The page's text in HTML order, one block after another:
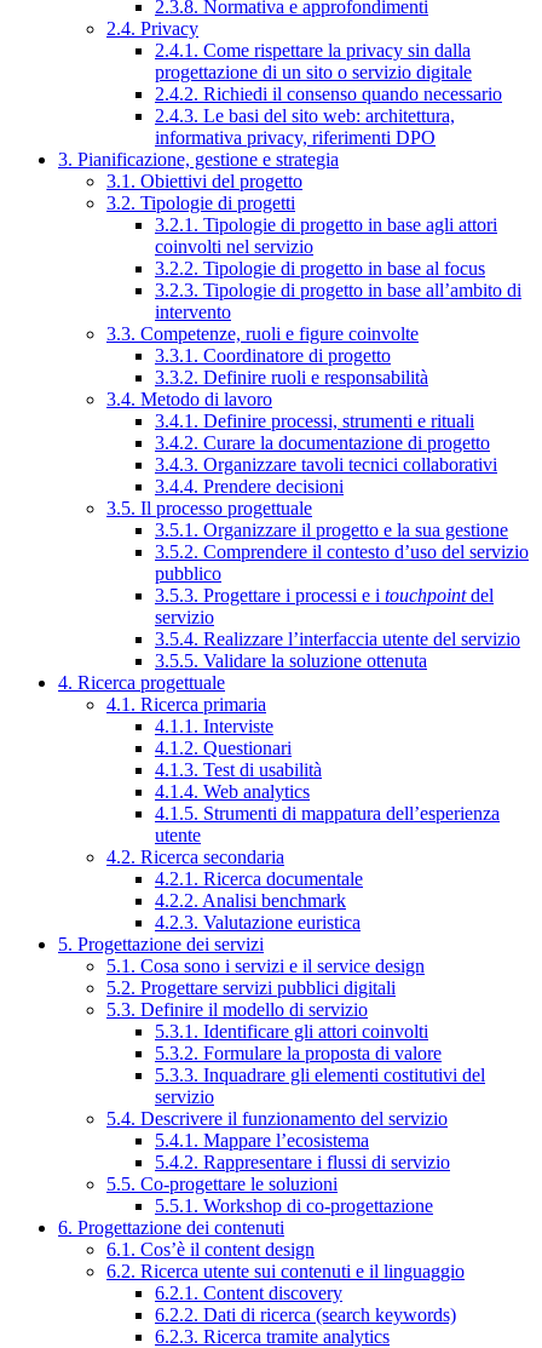
2.3.8. Normativa e approfondimenti
2.4. Privacy
2.4.1. Come rispettare la privacy sin dalla
progettazione di un sito o servizio digitale
2.4.2. Richiedi il consenso quando necessario
2.4.3. Le basi del sito web: architettura,
informativa privacy, riferimenti DPO
3. Pianificazione, gestione e strategia
3.1. Obiettivi del progetto
3.2. Tipologie di progetti
3.2.1. Tipologie di progetto in base agli attori
coinvolti nel servizio
3.2.2. Tipologie di progetto in base al focus
3.2.3. Tipologie di progetto in base all’ambito di
intervento
3.3. Competenze, ruoli e figure coinvolte
3.3.1. Coordinatore di progetto
3.3.2. Definire ruoli e responsabilità
3.4. Metodo di lavoro
3.4.1. Definire processi, strumenti e rituali
3.4.2. Curare la documentazione di progetto
3.4.3. Organizzare tavoli tecnici collaborativi
3.4.4. Prendere decisioni
3.5. Il processo progettuale
3.5.1. Organizzare il progetto e la sua gestione
3.5.2. Comprendere il contesto d’uso del servizio
pubblico
3.5.3. Progettare i processi e i touchpointdel
servizio
3.5.4. Realizzare l’interfaccia utente del servizio
3.5.5. Validare la soluzione ottenuta
4. Ricerca progettuale
4.1. Ricerca primaria
4.1.1. Interviste
4.1.2. Questionari
4.1.3. Test di usabilità
4.1.4. Web analytics
4.1.5. Strumenti di mappatura dell’esperienza
utente
4.2. Ricerca secondaria
4.2.1. Ricerca documentale
4.2.2. Analisi benchmark
4.2.3. Valutazione euristica
5. Progettazione dei servizi
5.1. Cosa sono i servizi e il service design
5.2. Progettare servizi pubblici digitali
5.3. Definire il modello di servizio
5.3.1. Identificare gli attori coinvolti
5.3.2. Formulare la proposta di valore
5.3.3. Inquadrare gli elementi costitutivi del
servizio
5.4. Descrivere il funzionamento del servizio
5.4.1. Mappare l’ecosistema
5.4.2. Rappresentare i flussi di servizio
5.5. Co-progettare le soluzioni
5.5.1. Workshop di co-progettazione
6. Progettazione dei contenuti
6.1. Cos’è il content design
6.2. Ricerca utente sui contenuti e il linguaggio
6.2.1. Content discovery
6.2.2. Dati di ricerca (search keywords)
6.2.3. Ricerca tramite analytics